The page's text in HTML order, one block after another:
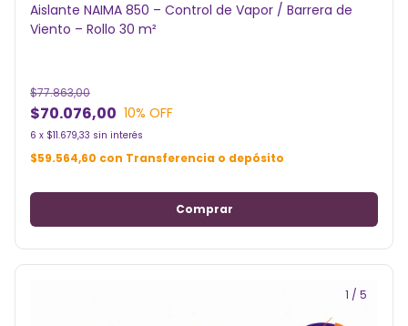
Aislante NAIMA 850 – Control de Vapor / Barrera de
Viento – Rollo 30 m²
$70.076,00
$77.863,00
10% OFF
6 x $11.679,33 sin interés
$59.564,60 con Transferencia o depósito
1 / 5